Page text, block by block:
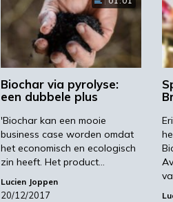
Biochar via pyrolyse:
een dubbele plus
'Biochar kan een mooie
business case worden omdat
het economisch en ecologisch
zin heeft. Het product…
Lucien Joppen
20/12/2017